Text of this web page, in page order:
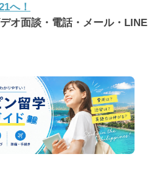
へ！
オ面談・電話・メール・LINE